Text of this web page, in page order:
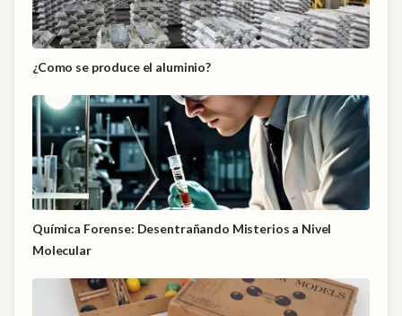
¿Como se produce el aluminio?
Química Forense: Desentrañando Misterios a Nivel
Molecular